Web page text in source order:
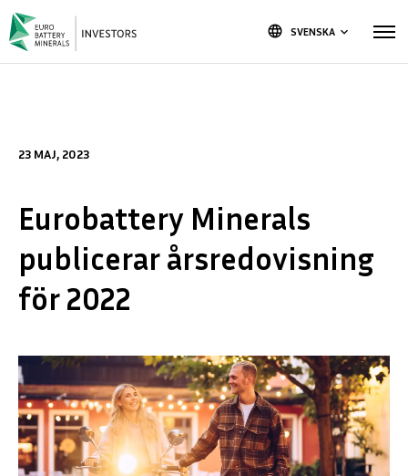
language SVENSKA keyboard_arrow_down
23 MAJ, 2023
Eurobattery Minerals
publicerar årsredovisning
för 2022